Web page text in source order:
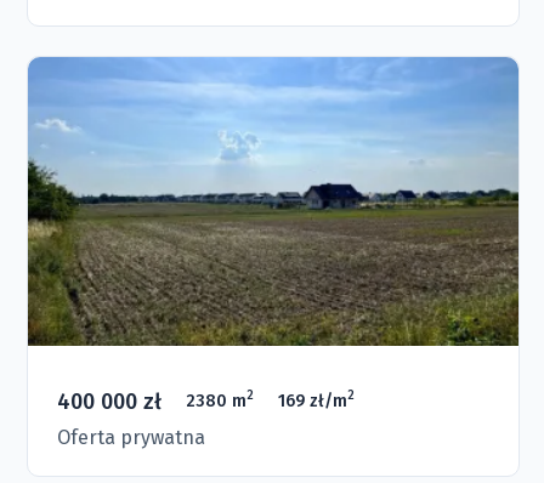
400 000 zł 2380 m2 169 zł/m2
Oferta prywatna